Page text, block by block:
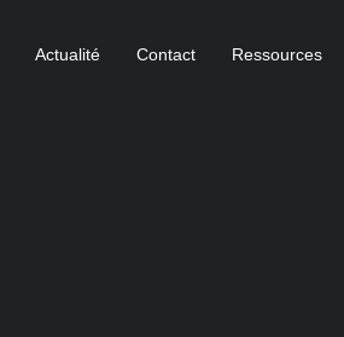
Actualité Contact Ressources